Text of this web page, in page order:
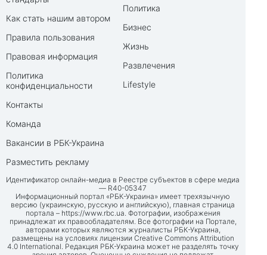
Как стать нашим автором
Правила пользования
Правовая информация
Политика
конфиденциальности
Контакты
Команда
Вакансии в РБК-Украина
Разместить рекламу
Политика
Бизнес
Жизнь
Развлечения
Lifestyle
Идентификатор онлайн-медиа в Реестре субъектов в сфере медиа
— R40-05347
Информационный портал «РБК-Украина» имеет трехязычную
версию (украинскую, русскую и английскую), главная страница
портала – https://www.rbc.ua. Фотографии, изображения
принадлежат их правообладателям. Все фотографии на Портале,
авторами которых являются журналисты РБК-Украина,
размещены на условиях лицензии Creative Commons Attribution
4.0 International. Редакция РБК-Украина может не разделять точку